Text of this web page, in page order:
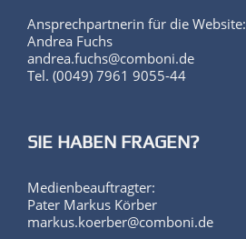
Ansprechpartnerin für die Website:
Andrea Fuchs
andrea.fuchs@comboni.de
Tel. (0049) 7961 9055-44
SIE HABEN FRAGEN?
Medienbeauftragter:
Pater Markus Körber
markus.koerber@comboni.de